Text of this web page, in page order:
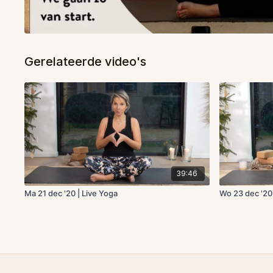
Gerelateerde video's
39:46
Ma 21 dec '20 | Live Yoga Wo 23 dec